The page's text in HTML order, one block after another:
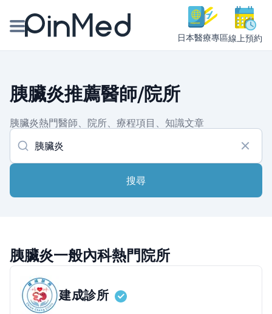
日本醫療專區線上預約
醫師專欄專訪
健康主題館
我是醫療人員
胰臟炎推薦醫師/院所
胰臟炎熱門醫師、院所、療程項目、知識文章
搜尋
胰臟炎一般內科熱門院所
建成診所